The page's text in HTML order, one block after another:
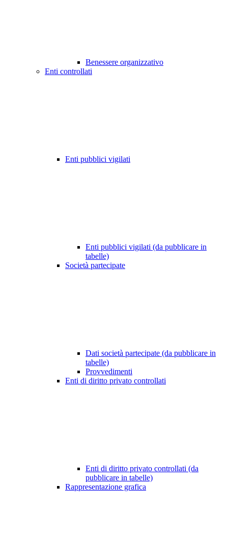
Benessere organizzativo
Enti controllati
Enti pubblici vigilati
Enti pubblici vigilati (da pubblicare in
tabelle)
Società partecipate
Dati società partecipate (da pubblicare in
tabelle)
Provvedimenti
Enti di diritto privato controllati
Enti di diritto privato controllati (da
pubblicare in tabelle)
Rappresentazione grafica